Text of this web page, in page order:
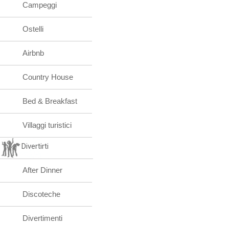
Campeggi
Ostelli
Airbnb
Country House
Bed & Breakfast
Villaggi turistici
Divertirti
After Dinner
Discoteche
Divertimenti